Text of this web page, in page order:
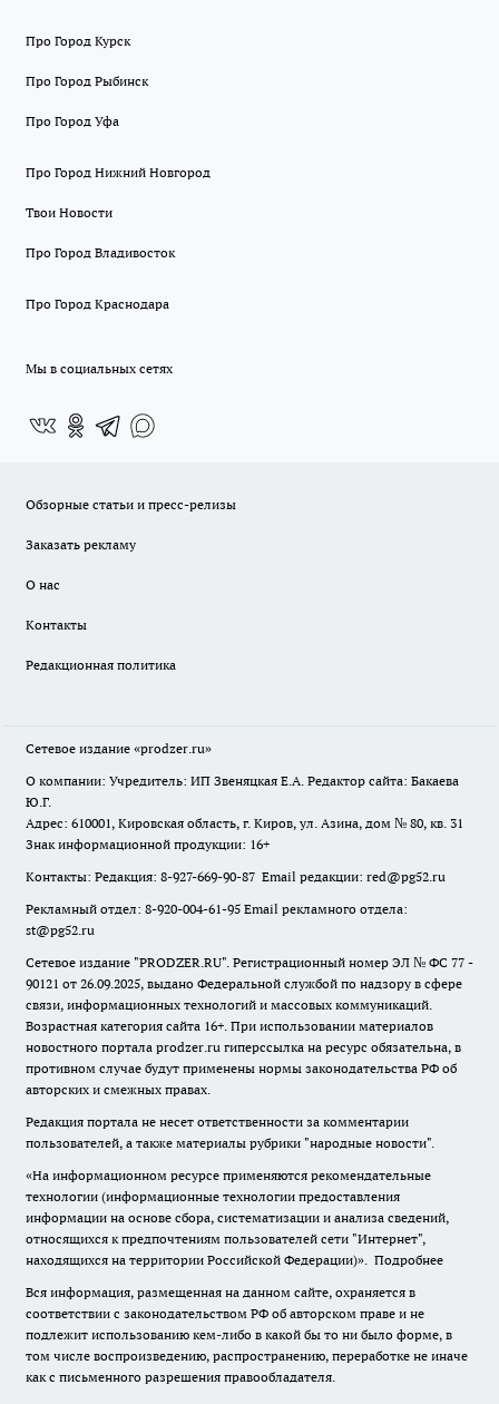
Про Город Курск
Про Город Рыбинск
Про Город Уфа
Про Город Нижний Новгород
Твои Новости
Про Город Владивосток
Про Город Краснодара
Мы в социальных сетях
Обзорные статьи и пресс-релизы
Заказать рекламу
О нас
Контакты
Редакционная политика
Сетевое издание «prodzer.ru»
О компании: Учредитель: ИП Звеняцкая Е.А. Редактор сайта: Бакаева
Ю.Г.
Адрес: 610001, Кировская область, г. Киров, ул. Азина, дом № 80, кв. 31
Знак информационной продукции: 16+
Контакты: Редакция: 8-927-669-90-87 Email редакции: red@pg52.ru
Рекламный отдел: 8-920-004-61-95 Email рекламного отдела:
st@pg52.ru
Сетевое издание "PRODZER.RU". Регистрационный номер ЭЛ № ФС 77 -
90121 от 26.09.2025, выдано Федеральной службой по надзору в сфере
связи, информационных технологий и массовых коммуникаций.
Возрастная категория сайта 16+. При использовании материалов
новостного портала prodzer.ru гиперссылка на ресурс обязательна, в
противном случае будут применены нормы законодательства РФ об
авторских и смежных правах.
Редакция портала не несет ответственности за комментарии
пользователей, а также материалы рубрики "народные новости".
«На информационном ресурсе применяются рекомендательные
технологии (информационные технологии предоставления
информации на основе сбора, систематизации и анализа сведений,
относящихся к предпочтениям пользователей сети "Интернет",
находящихся на территории Российской Федерации)». Подробнее
Вся информация, размещенная на данном сайте, охраняется в
соответствии с законодательством РФ об авторском праве и не
подлежит использованию кем-либо в какой бы то ни было форме, в
том числе воспроизведению, распространению, переработке не иначе
как с письменного разрешения правообладателя.